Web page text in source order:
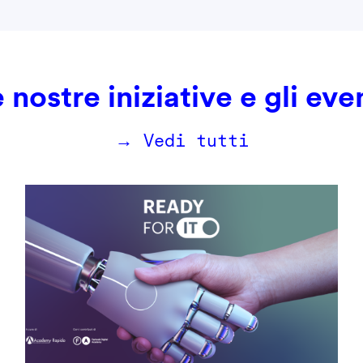
nostre iniziative e gli
→ Vedi tutti